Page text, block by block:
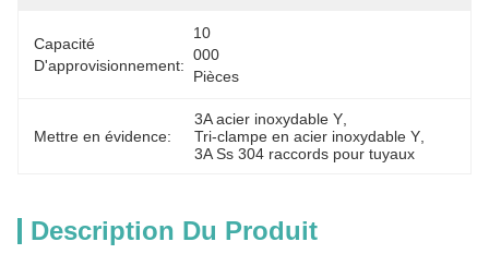
Capacité
D'approvisionnement:
10
000
Pièces
Mettre en évidence:
3A acier inoxydable Y
Tri-clampe en acier inoxydable Y
3A Ss 304 raccords pour tuyaux
Description Du Produit